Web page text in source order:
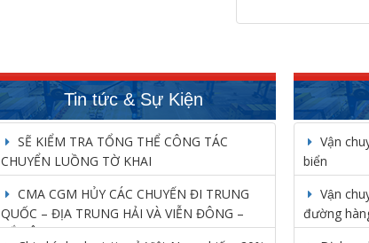
Tin tức & Sự Kiện
SẼ KIỂM TRA TỔNG THỂ CÔNG TÁC
CHUYỂN LUỒNG TỜ KHAI
CMA CGM HỦY CÁC CHUYẾN ĐI TRUNG
QUỐC – ĐỊA TRUNG HẢI VÀ VIỄN ĐÔNG –
BẮC ÂU
Vận
biển
Vận
đường